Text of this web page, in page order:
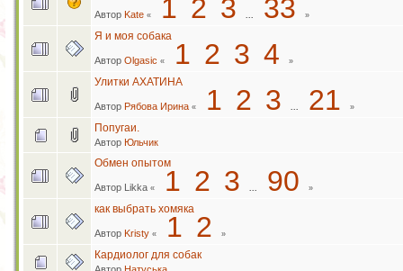
Автор Kate « 1 2 3 33 »
Я и моя собака
Автор Olgasic « 1 2 3 4 »
Улитки АХАТИНА
Автор Рябова Ирина « 1 2 3 21 »
Попугаи.
Автор Юльчик
Обмен опытом
Автор Likka « 1 2 3 90 »
как выбрать хомяка
Автор Kristy « 1 2 »
Кардиолог для собак